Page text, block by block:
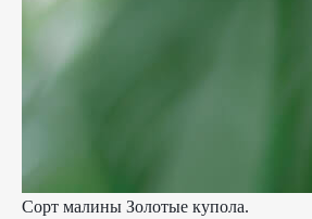
Сорт малины Золотые купола.